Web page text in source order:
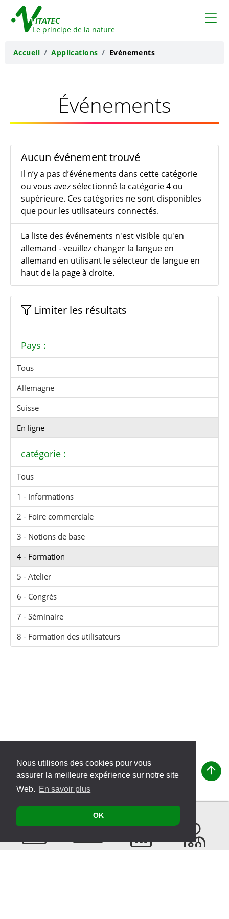
Nous utilisons des cookies pour vous
assurer la meilleure expérience sur notre site
Web. En savoir plus
OK
Le principe de la nature
Accueil Applications Evénements
Événements
Aucun événement trouvé
Il n’y a pas d’événements dans cette catégorie
ou vous avez sélectionné la catégorie 4 ou
supérieure. Ces catégories ne sont disponibles
que pour les utilisateurs connectés.
La liste des événements n'est visible qu'en
allemand - veuillez changer la langue en
allemand en utilisant le sélecteur de langue en
haut de la page à droite.
Limiter les résultats
Pays :
Tous
Allemagne
Suisse
En ligne
catégorie :
Tous
1 - Informations
2 - Foire commerciale
3 - Notions de base
4 - Formation
5 - Atelier
6 - Congrès
7 - Séminaire
8 - Formation des utilisateurs